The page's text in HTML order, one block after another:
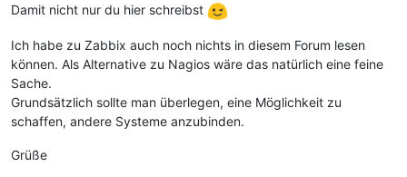
Damit nicht nur du hier schreibst
Ich habe zu Zabbix auch noch nichts in diesem Forum lesen
können. Als Alternative zu Nagios wäre das natürlich eine feine
Sache.
Grundsätzlich sollte man überlegen, eine Möglichkeit zu
schaffen, andere Systeme anzubinden.
Grüße